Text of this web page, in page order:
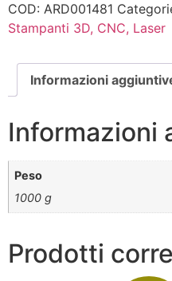
COD: ARD001481
Stampanti 3D, CNC, Laser
Informazioni
Informazioni
Peso
1000 g
Prodotti